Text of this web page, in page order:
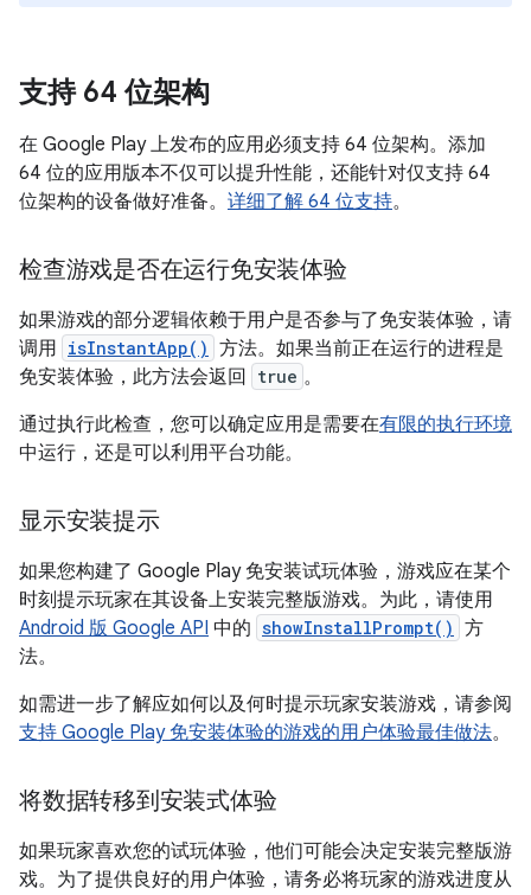
支持 64 位架构
在 Google Play 上发布的应用必须支持 64 位架构。添加
64 位的应用版本不仅可以提升性能，还能针对仅支持 64
位架构的设备做好准备。 详细了解 64 位支持。
检查游戏是否在运行免安装体验
如果游戏的部分逻辑依赖于用户是否参与了免安装体验，请
调用 isInstantApp() 方法。如果当前正在运行的进程是
免安装体验，此方法会返回
true 。
通过执行此检查，您可以确定应用是需要在有限的执行环境
中运行，还是可以利用平台功能。
显示安装提示
如果您构建了 Google Play 免安装试玩体验，游戏应在某个
时刻提示玩家在其设备上安装完整版游戏。为此，请使用
Android 版 Google API 中的 showInstallPrompt() 方
法。
如需进一步了解应如何以及何时提示玩家安装游戏，请参阅
支持 Google Play 免安装体验的游戏的用户体验最佳做法。
将数据转移到安装式体验
如果玩家喜欢您的试玩体验，他们可能会决定安装完整版游
戏。为了提供良好的用户体验，请务必将玩家的游戏进度从